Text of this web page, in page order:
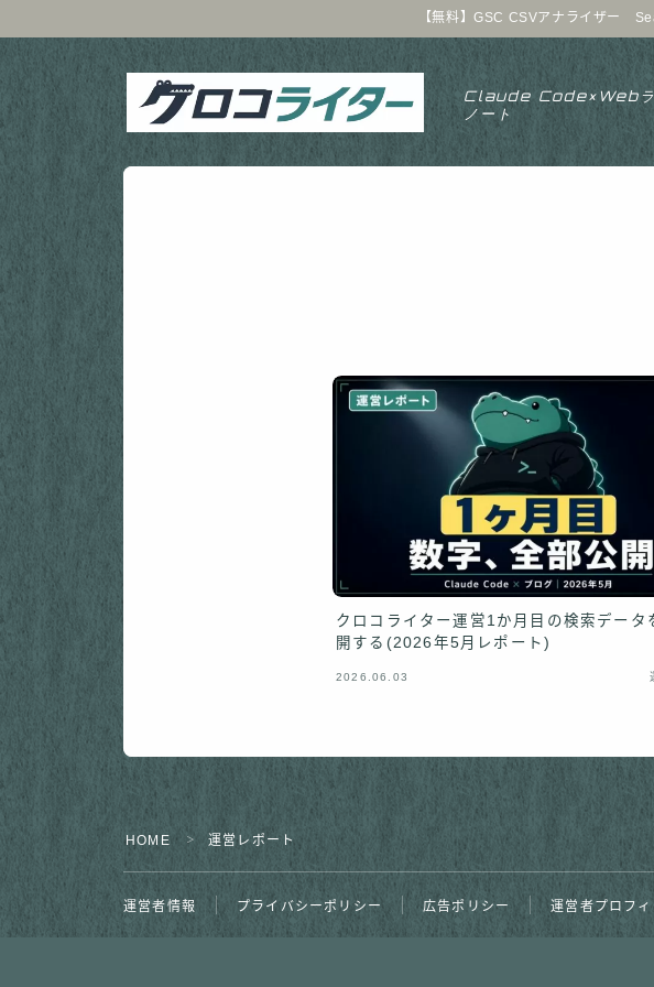
【無料】GSC CSVアナライザー
Claude Code×Webラ
ノート
クロコライター運営1か月目の検索データ
開する(2026年5月レポート)
2026.06.03
HOME ＞ 運営レポート
運営者情報 プライバシーポリシー 広告ポリシー 運営者プロフ